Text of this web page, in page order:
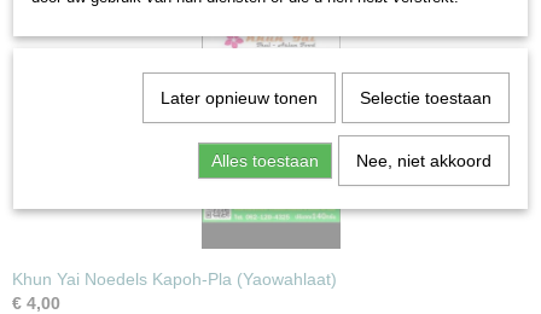
Khun Yai Noedels Kapoh-Pla (Yaowahlaat)
€ 4,00
Later opnieuw tonen Selectie toestaan
Alles toestaan Nee, niet akkoord